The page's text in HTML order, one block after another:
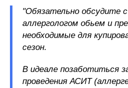
"Обязательно обсудите
аллергологом обьем и
необходимые для
сезон.
В идеале позаботиться
проведения АСИТ